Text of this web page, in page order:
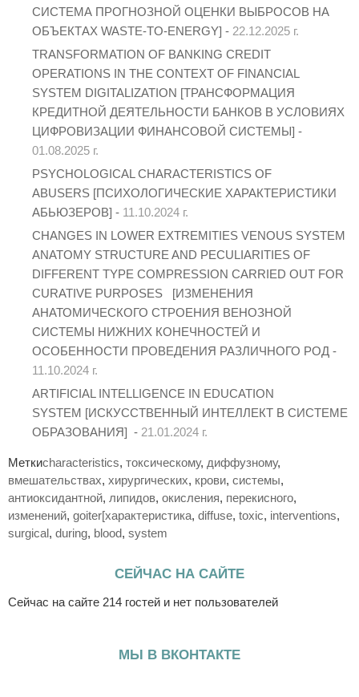
СИСТЕМА ПРОГНОЗНОЙ ОЦЕНКИ ВЫБРОСОВ НА
ОБЪЕКТАХ WASTE-TO-ENERGY] - 22.12.2025 г.
TRANSFORMATION OF BANKING CREDIT
OPERATIONS IN THE CONTEXT OF FINANCIAL
SYSTEM DIGITALIZATION [ТРАНСФОРМАЦИЯ
КРЕДИТНОЙ ДЕЯТЕЛЬНОСТИ БАНКОВ В УСЛОВИЯХ
ЦИФРОВИЗАЦИИ ФИНАНСОВОЙ СИСТЕМЫ] -
01.08.2025 г.
PSYCHOLOGICAL CHARACTERISTICS OF
ABUSERS [ПСИХОЛОГИЧЕСКИЕ ХАРАКТЕРИСТИКИ
АБЬЮЗЕРОВ] - 11.10.2024 г.
CHANGES IN LOWER EXTREMITIES VENOUS SYSTEM
ANATOMY STRUCTURE AND PECULIARITIES OF
DIFFERENT TYPE COMPRESSION CARRIED OUT FOR
CURATIVE PURPOSES [ИЗМЕНЕНИЯ
АНАТОМИЧЕСКОГО СТРОЕНИЯ ВЕНОЗНОЙ
СИСТЕМЫ НИЖНИХ КОНЕЧНОСТЕЙ И
ОСОБЕННОСТИ ПРОВЕДЕНИЯ РАЗЛИЧНОГО РОД -
11.10.2024 г.
ARTIFICIAL INTELLIGENCE IN EDUCATION
SYSTEM [ИСКУССТВЕННЫЙ ИНТЕЛЛЕКТ В СИСТЕМЕ
ОБРАЗОВАНИЯ] - 21.01.2024 г.
Меткиcharacteristics, токсическому, диффузному,
вмешательствах, хирургических, крови, системы,
антиоксидантной, липидов, окисления, перекисного,
изменений, goiter[характеристика, diffuse, toxic, interventions,
surgical, during, blood, system
СЕЙЧАС НА САЙТЕ
Сейчас на сайте 214 гостей и нет пользователей
МЫ В ВКОНТАКТЕ